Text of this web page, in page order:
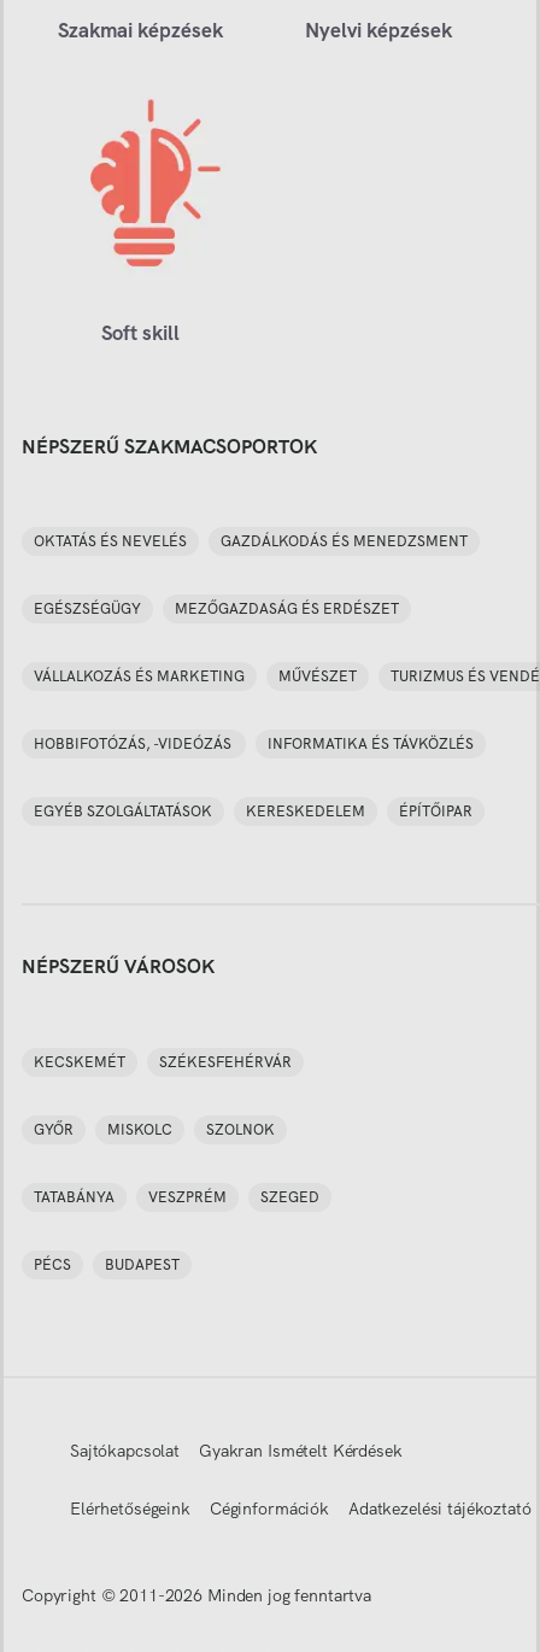
Szakmai képzések Nyelvi képzések
Soft skill
NÉPSZERŰ SZAKMACSOPORTOK
OKTATÁS ÉS NEVELÉS GAZDÁLKODÁS ÉS MENEDZSMENT
EGÉSZSÉGÜGY MEZŐGAZDASÁG ÉS ERDÉSZET
VÁLLALKOZÁS ÉS MARKETING MŰVÉSZET TURIZMUS ÉS
HOBBIFOTÓZÁS, -VIDEÓZÁS INFORMATIKA ÉS TÁVKÖZLÉS
EGYÉB SZOLGÁLTATÁSOK KERESKEDELEM ÉPÍTŐIPAR
NÉPSZERŰ VÁROSOK
KECSKEMÉT SZÉKESFEHÉRVÁR
GYŐR MISKOLC SZOLNOK
TATABÁNYA VESZPRÉM SZEGED
PÉCS BUDAPEST
Sajtókapcsolat Gyakran Ismételt Kérdések
Elérhetőségeink Céginformációk Adatkezelési tájékoztató
Copyright © 2011-2026 Minden jog fenntartva